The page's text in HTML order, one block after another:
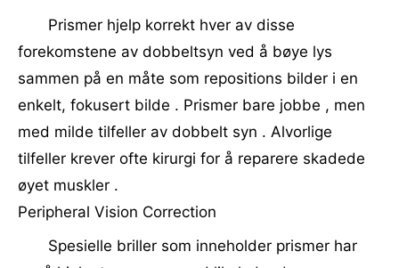
Prismer hjelp korrekt hver av disse
forekomstene av dobbeltsyn ved å bøye lys
sammen på en måte som repositions bilder i en
enkelt, fokusert bilde . Prismer bare jobbe , men
med milde tilfeller av dobbelt syn . Alvorlige
tilfeller krever ofte kirurgi for å reparere skadede
øyet muskler .
Peripheral Vision Correction
Spesielle briller som inneholder prismer har